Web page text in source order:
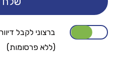
ברצוני לקבל
(ללא פרסומות)